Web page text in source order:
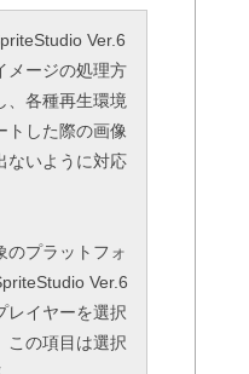
Ver.6
メージの処理方
、各種再生環境
トした際の画像
ないように対応
のプラットフォ
Ver.6
レイヤーを選択
この項目は選択